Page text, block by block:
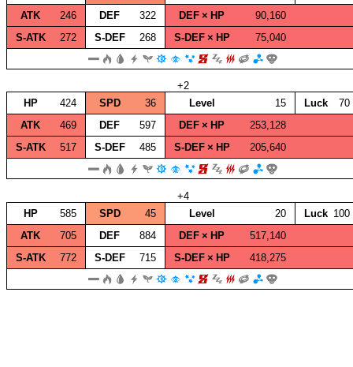
ATK
246 DEF 322 DEF × HP
90,160
S‑ATK
272 S‑DEF 268 S‑DEF × HP 75,040
+2
HP
424 SPD 36 Level 15 Luck
70
ATK
469 DEF 597 DEF × HP
253,128
S‑ATK
517 S‑DEF 485 S‑DEF × HP 205,640
+4
HP
585 SPD 45 Level 20 Luck 100
ATK
705 DEF 884 DEF × HP
517,140
S‑ATK
772 S‑DEF 715 S‑DEF × HP 418,275